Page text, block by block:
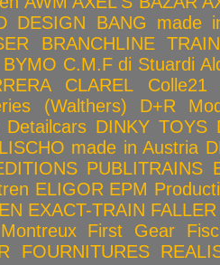
DESIGN
BANG made
BRANCHLINE
BYMO C.M.F di Stuardi
CLAREL
Colle21
(Walthers)
D+R
Detailcars DINKY TOYS
made in Austria
PUBLITRAINS
ELIGOR EPM
EXACT-TRAIN FALLER
First Gear
FOURNITURES